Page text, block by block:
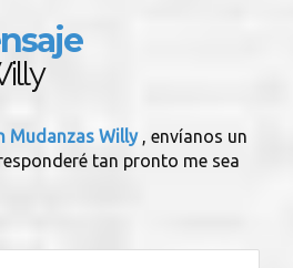
Mudanzas Willy , envíanos un
tan pronto me sea